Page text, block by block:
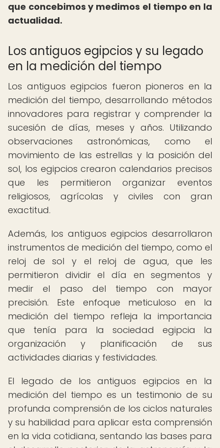
que concebimos y medimos el tiempo en la
actualidad.
Los antiguos egipcios y su legado
en la medición del tiempo
Los antiguos egipcios fueron pioneros en la
medición del tiempo, desarrollando métodos
innovadores para registrar y comprender la
sucesión de días, meses y años. Utilizando
observaciones astronómicas, como el
movimiento de las estrellas y la posición del
sol, los egipcios crearon calendarios precisos
que les permitieron organizar eventos
religiosos, agrícolas y civiles con gran
exactitud.
Además, los antiguos egipcios desarrollaron
instrumentos de medición del tiempo, como el
reloj de sol y el reloj de agua, que les
permitieron dividir el día en segmentos y
medir el paso del tiempo con mayor
precisión. Este enfoque meticuloso en la
medición del tiempo refleja la importancia
que tenía para la sociedad egipcia la
organización y planificación de sus
actividades diarias y festividades.
El legado de los antiguos egipcios en la
medición del tiempo es un testimonio de su
profunda comprensión de los ciclos naturales
y su habilidad para aplicar esta comprensión
en la vida cotidiana, sentando las bases para